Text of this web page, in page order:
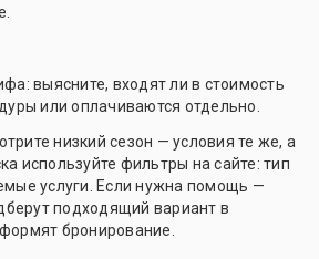
выясните, входят ли в стоимость
или оплачиваются отдельно.
низкий сезон — условия те же, а
используйте фильтры на сайте: тип
услуги. Если нужна помощь —
подходящий вариант в
бронирование.